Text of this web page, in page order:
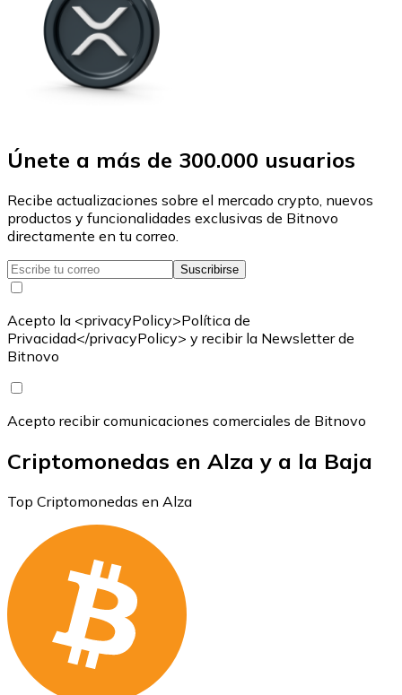
Únete a más de 300.000 usuarios
Recibe actualizaciones sobre el mercado crypto, nuevos
productos y funcionalidades exclusivas de Bitnovo
directamente en tu correo.
Suscribirse
Acepto la <privacyPolicy>Política de
Privacidad</privacyPolicy> y recibir la Newsletter de
Bitnovo
Acepto recibir comunicaciones comerciales de Bitnovo
Criptomonedas en Alza y a la Baja
Top Criptomonedas en Alza